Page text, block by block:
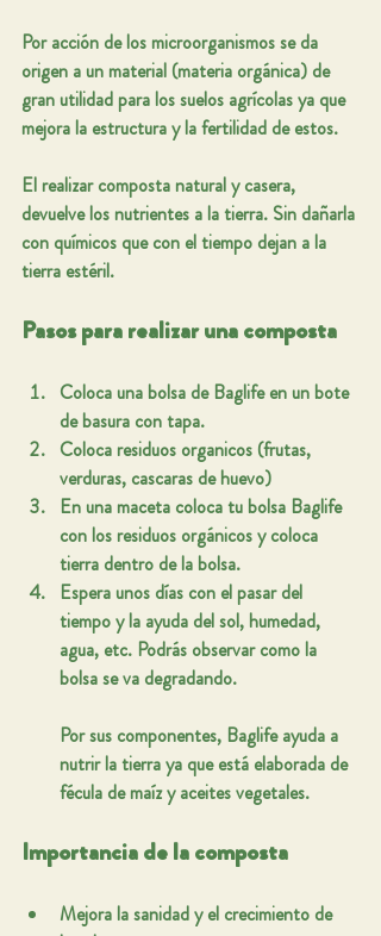
Por acción de los microorganismos se da
origen a un material (materia orgánica) de
gran utilidad para los suelos agrícolas ya que
mejora la estructura y la fertilidad de estos.
El realizar composta natural y casera,
devuelve los nutrientes a la tierra. Sin dañarla
con químicos que con el tiempo dejan a la
tierra estéril.
Pasos para realizar una composta
Coloca una bolsa de Baglife en un bote
de basura con tapa.
Coloca residuos organicos (frutas,
verduras, cascaras de huevo)
En una maceta coloca tu bolsa Baglife
con los residuos orgánicos y coloca
tierra dentro de la bolsa.
Espera unos días con el pasar del
tiempo y la ayuda del sol, humedad,
agua, etc. Podrás observar como la
bolsa se va degradando.
Por sus componentes, Baglife ayuda a
nutrir la tierra ya que está elaborada de
fécula de maíz y aceites vegetales.
Importancia de la composta
Mejora la sanidad y el crecimiento de